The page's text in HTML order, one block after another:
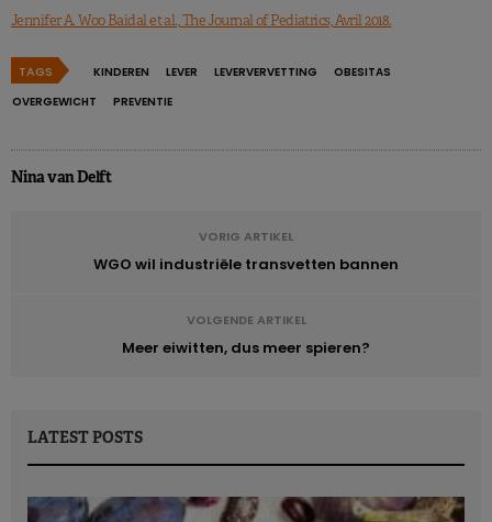
Jennifer A. Woo Baidal et al., The Journal of Pediatrics, Avril 2018.
TAGS KINDEREN LEVER LEVERVERVETTING
OBESITAS
OVERGEWICHT
PREVENTIE
Nina van Delft
VORIG ARTIKEL
WGO wil industriële transvetten bannen
VOLGENDE ARTIKEL
Meer eiwitten, dus meer spieren?
LATEST POSTS